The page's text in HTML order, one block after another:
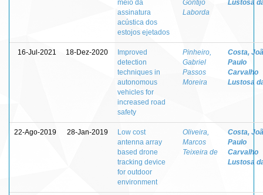
meio da
assinatura
acústica dos
estojos ejetados
Gontijo
Laborda
Lustosa
16-Jul-2021 18-Dez-2020
Improved
detection
techniques in
autonomous
vehicles for
increased road
safety
Pinheiro,
Gabriel
Passos
Moreira
Costa,
Paulo
Carvalho
Lustosa
22-Ago-2019 28-Jan-2019
Low cost
antenna array
based drone
tracking device
for outdoor
environment
Oliveira,
Marcos
Teixeira de
Costa,
Paulo
Carvalho
Lustosa